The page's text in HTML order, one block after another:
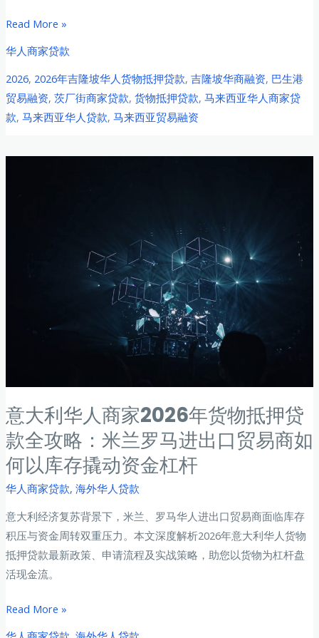
款
全
能
源
2026
吉
隆
坡
华
商
来
西
亚
贸
易
融
实
战
手
册
Read More »
华人商家贷款
2026, 2026年吉隆坡华人货物抵押贷款, 吉隆坡华商融资, 巴生港
贸易融资, 茨厂街商家贷款, 货物抵押贷款, 马来西亚华人商家贷
款, 马来西亚华人贷款, 马来西亚贸易融资
意大利华人商家2026年货物抵押贷
款全攻略：米兰罗马进出口贸易商如
何以库存撬动资金杠杆
华人商家贷款, 海外华人贷款
意大利经济复苏背景下，米兰、罗马华人进出口贸易商面临库存
积压与资金周转双重压力。本文深度解析2026年意大利华人货物
抵押贷款最新政策、申请流程及实战策略，助您以货物为杠杆盘
活现金流。
意
Read More »